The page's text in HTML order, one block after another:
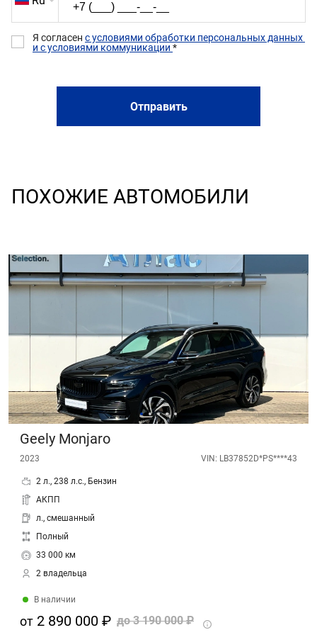
Я согласен с условиями обработки персональных данных
и с условиями коммуникации *
Отправить
ПОХОЖИЕ АВТОМОБИЛИ
Geely Monjaro
2023 VIN: LB37852D*PS****43
2 л., 238 л.с., Бензин
АКПП
л., смешанный
Полный
33 000 км
2 владельца
В наличии
от 2 890 000 ₽ до 3 190 000 ₽